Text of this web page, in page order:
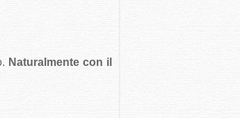
Naturalmente con il